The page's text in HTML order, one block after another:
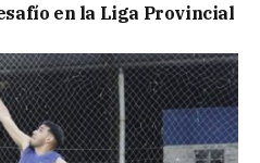
en la Liga Provincial